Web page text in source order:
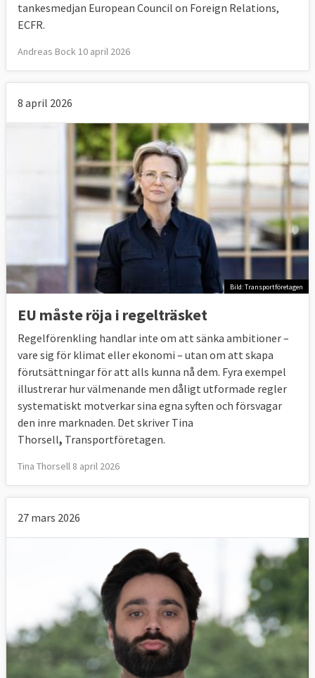
tankesmedjan European Council on Foreign Relations,
ECFR.
Andreas Bock 10 april 2026
8 april 2026
Bild: Transportföretagen
EU måste röja i regelträsket
Regelförenkling handlar inte om att sänka ambitioner –
vare sig för klimat eller ekonomi – utan om att skapa
förutsättningar för att alls kunna nå dem. Fyra exempel
illustrerar hur välmenande men dåligt utformade regler
systematiskt motverkar sina egna syften och försvagar
den inre marknaden. Det skriver Tina
Thorsell, Transportföretagen.
Tina Thorsell 8 april 2026
27 mars 2026